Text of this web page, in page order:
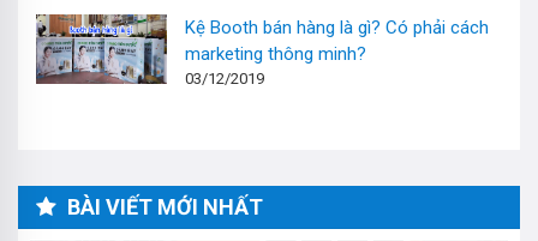
Kệ Booth bán hàng là gì? Có phải cách
marketing thông minh?
03/12/2019
BÀI VIẾT MỚI NHẤT